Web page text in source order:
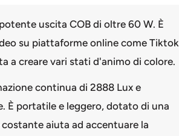
uscita COB di oltre 60 W. È
su piattaforme online come Tiktok
a creare vari stati d'animo di colore.
continua di 2888 Lux e
È portatile e leggero, dotato di una
aiuta ad accentuare la